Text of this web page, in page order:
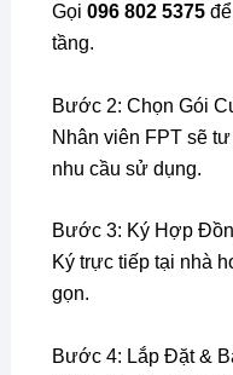
Gọi 096 802 5375để
tầng.
Bước 2: Chọn Gói
Nhân viên FPT sẽ
nhu cầu sử dụng.
Bước 3: Ký Hợp
Ký trực tiếp tại nhà
gọn.
Bước 4: Lắp Đặt &